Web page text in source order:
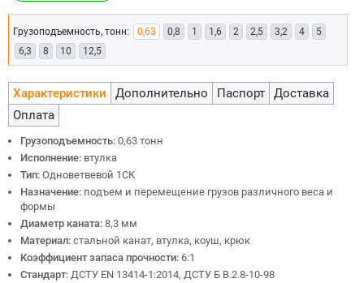
Грузоподъемность, тонн: 0,63 0,8 1 1,6 2 2,5 3,2 4
5
6,3
8 10 12,5
Характеристики Дополнительно Паспорт
Доставка
Оплата
Грузоподъемность: 0,63 тонн
Исполнение: втулка
Тип: Одноветвевой 1СК
Назначение: подъем и перемещение грузов различного веса и
формы
Диаметр каната: 8,3 мм
Материал: стальной канат, втулка, коуш, крюк
Коэффициент запаса прочности: 6:1
Стандарт: ДСТУ EN 13414-1:2014, ДСТУ Б В.2.8-10-98